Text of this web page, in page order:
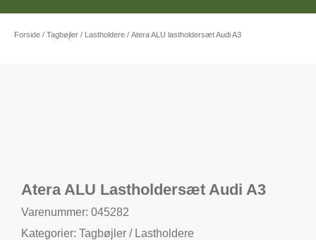
Forside / Tagbøjler / Lastholdere / Atera ALU lastholdersæt Audi A3
Atera ALU Lastholdersæt Audi A3
Varenummer: 045282
Kategorier: Tagbøjler / Lastholdere